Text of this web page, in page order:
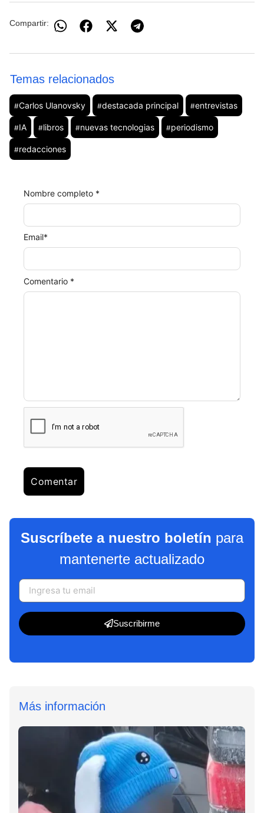
Compartir:
Temas relacionados
#Carlos Ulanovsky #destacada principal #entrevistas
#IA #libros #nuevas tecnologias #periodismo
#redacciones
Comentario *
Nombre completo *
Email*
Suscríbete a nuestro boletín para
mantenerte actualizado
Suscribirme
Más información